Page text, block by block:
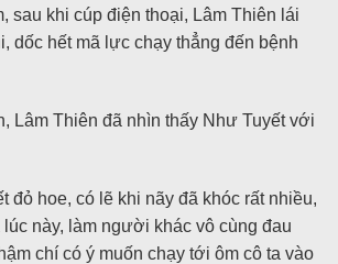
sau khi cúp điện thoại, Lâm Thiên lái
dốc hết mã lực chạy thẳng đến bệnh
Lâm Thiên đã nhìn thấy Như Tuyết với
đỏ hoe, có lẽ khi nãy đã khóc rất nhiều,
lúc này, làm người khác vô cùng đau
chí có ý muốn chạy tới ôm cô ta vào